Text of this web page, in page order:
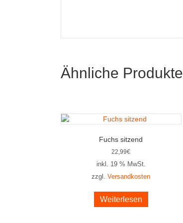
Ähnliche Produkte
Fuchs sitzend
22,99€
inkl. 19 % MwSt.
zzgl.Versandkosten
Weiterlesen